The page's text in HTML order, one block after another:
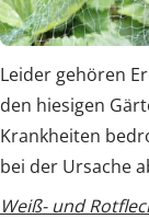
Leider gehören
den hiesigen
Krankheiten
bei der Ursache
Weiß- und